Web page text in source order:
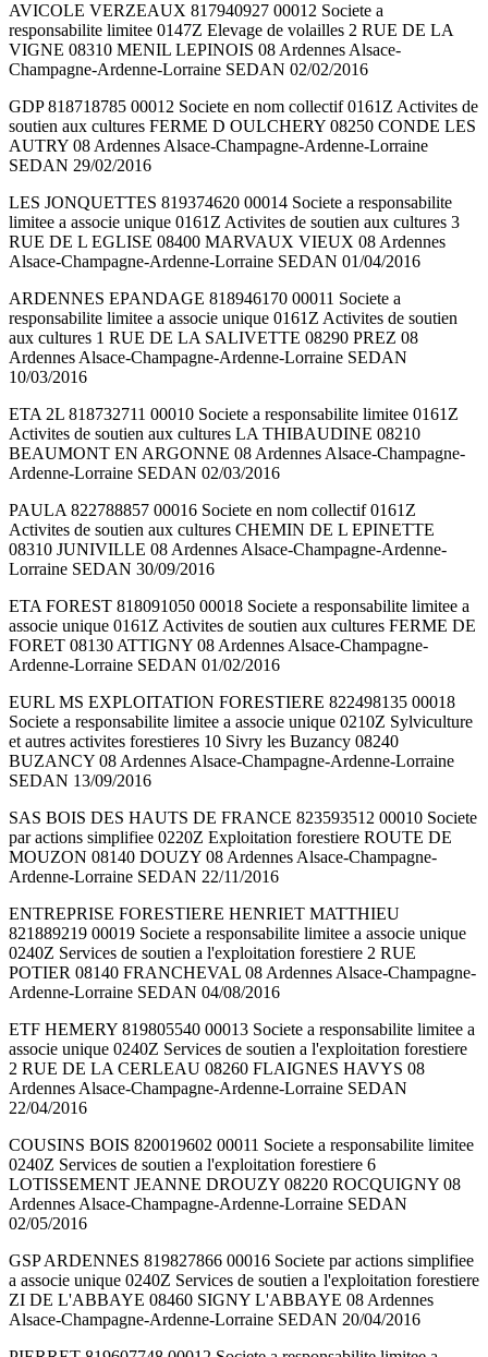
AVICOLE VERZEAUX 817940927 00012 Societe a
responsabilite limitee 0147Z Elevage de volailles 2 RUE DE LA
VIGNE 08310 MENIL LEPINOIS 08 Ardennes Alsace-
Champagne-Ardenne-Lorraine SEDAN 02/02/2016
GDP 818718785 00012 Societe en nom collectif 0161Z Activites de
soutien aux cultures FERME D OULCHERY 08250 CONDE LES
AUTRY 08 Ardennes Alsace-Champagne-Ardenne-Lorraine
SEDAN 29/02/2016
LES JONQUETTES 819374620 00014 Societe a responsabilite
limitee a associe unique 0161Z Activites de soutien aux cultures 3
RUE DE L EGLISE 08400 MARVAUX VIEUX 08 Ardennes
Alsace-Champagne-Ardenne-Lorraine SEDAN 01/04/2016
ARDENNES EPANDAGE 818946170 00011 Societe a
responsabilite limitee a associe unique 0161Z Activites de soutien
aux cultures 1 RUE DE LA SALIVETTE 08290 PREZ 08
Ardennes Alsace-Champagne-Ardenne-Lorraine SEDAN
10/03/2016
ETA 2L 818732711 00010 Societe a responsabilite limitee 0161Z
Activites de soutien aux cultures LA THIBAUDINE 08210
BEAUMONT EN ARGONNE 08 Ardennes Alsace-Champagne-
Ardenne-Lorraine SEDAN 02/03/2016
PAULA 822788857 00016 Societe en nom collectif 0161Z
Activites de soutien aux cultures CHEMIN DE L EPINETTE
08310 JUNIVILLE 08 Ardennes Alsace-Champagne-Ardenne-
Lorraine SEDAN 30/09/2016
ETA FOREST 818091050 00018 Societe a responsabilite limitee a
associe unique 0161Z Activites de soutien aux cultures FERME DE
FORET 08130 ATTIGNY 08 Ardennes Alsace-Champagne-
Ardenne-Lorraine SEDAN 01/02/2016
EURL MS EXPLOITATION FORESTIERE 822498135 00018
Societe a responsabilite limitee a associe unique 0210Z Sylviculture
et autres activites forestieres 10 Sivry les Buzancy 08240
BUZANCY 08 Ardennes Alsace-Champagne-Ardenne-Lorraine
SEDAN 13/09/2016
SAS BOIS DES HAUTS DE FRANCE 823593512 00010 Societe
par actions simplifiee 0220Z Exploitation forestiere ROUTE DE
MOUZON 08140 DOUZY 08 Ardennes Alsace-Champagne-
Ardenne-Lorraine SEDAN 22/11/2016
ENTREPRISE FORESTIERE HENRIET MATTHIEU
821889219 00019 Societe a responsabilite limitee a associe unique
0240Z Services de soutien a l'exploitation forestiere 2 RUE
POTIER 08140 FRANCHEVAL 08 Ardennes Alsace-Champagne-
Ardenne-Lorraine SEDAN 04/08/2016
ETF HEMERY 819805540 00013 Societe a responsabilite limitee a
associe unique 0240Z Services de soutien a l'exploitation forestiere
2 RUE DE LA CERLEAU 08260 FLAIGNES HAVYS 08
Ardennes Alsace-Champagne-Ardenne-Lorraine SEDAN
22/04/2016
COUSINS BOIS 820019602 00011 Societe a responsabilite limitee
0240Z Services de soutien a l'exploitation forestiere 6
LOTISSEMENT JEANNE DROUZY 08220 ROCQUIGNY 08
Ardennes Alsace-Champagne-Ardenne-Lorraine SEDAN
02/05/2016
GSP ARDENNES 819827866 00016 Societe par actions simplifiee
a associe unique 0240Z Services de soutien a l'exploitation forestiere
ZI DE L'ABBAYE 08460 SIGNY L'ABBAYE 08 Ardennes
Alsace-Champagne-Ardenne-Lorraine SEDAN 20/04/2016